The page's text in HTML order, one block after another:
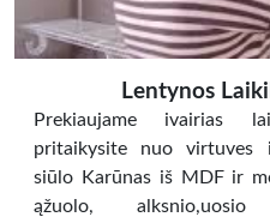
Lentynos
Prekiaujame ivairias
pritaikysite nuo virtuves
siūlo Karūnas iš MDF ir
ąžuolo,